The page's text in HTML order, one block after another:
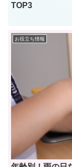
TOP3
お役立ち情報